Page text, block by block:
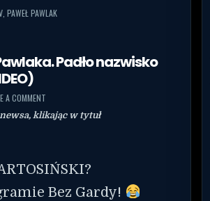
, PAWEŁ PAWLAK
Padło nazwisko
A COMMENT
klikając w tytuł
Bez Gardy!